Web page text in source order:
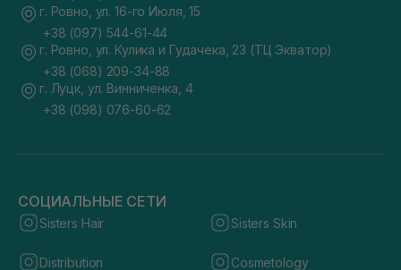
г. Ровно, ул. 16-го Июля, 15
+38 (097) 544-61-44
г. Ровно, ул. Кулика и Гудачека, 23 (ТЦ Экватор)
+38 (068) 209-34-88
г. Луцк, ул. Винниченка, 4
+38 (098) 076-60-62
СОЦИАЛЬНЫЕ СЕТИ
Sisters Hair Sisters Skin
Distribution Cosmetology